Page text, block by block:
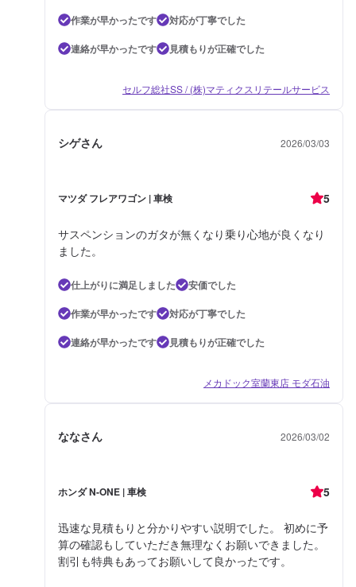
作業が早かったです
対応が丁寧でした
連絡が早かったです
見積もりが正確でした
セルフ総社SS / (株)マティクスリテールサービス
シゲさん 2026/03/03
マツダ フレアワゴン | 車検 5
サスペンションのガタが無くなり乗り心地が良くなり
ました。
仕上がりに満足しました
安価でした
作業が早かったです
対応が丁寧でした
連絡が早かったです
見積もりが正確でした
メカドック室蘭東店 モダ石油
ななさん 2026/03/02
ホンダ N-ONE | 車検 5
迅速な見積もりと分かりやすい説明でした。 初めに予
算の確認もしていただき無理なくお願いできました。
割引も特典もあってお願いして良かったです。